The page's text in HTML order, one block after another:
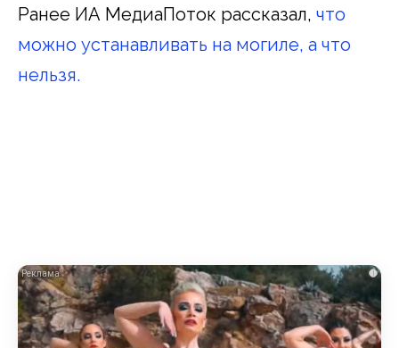
Ранее ИА МедиаПоток рассказал, что
можно устанавливать на могиле, а что
нельзя.
i